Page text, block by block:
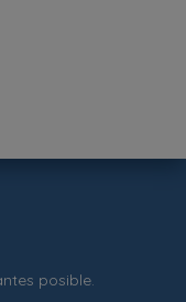
posible.